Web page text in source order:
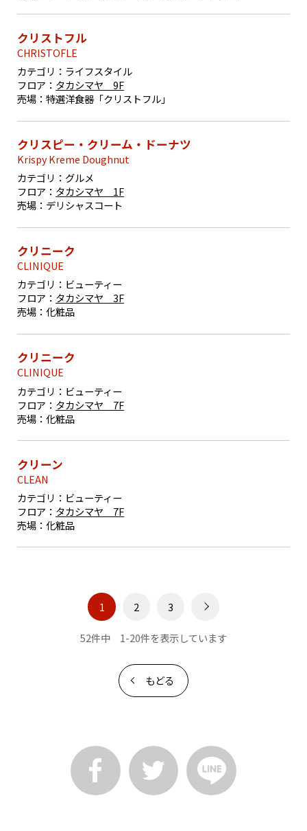
クリストフル
CHRISTOFLE
カテゴリ： ライフスタイル
フロア： タカシマヤ 9F
売場：特選洋食器「クリストフル」
クリスピー・クリーム・ドーナツ
Krispy Kreme Doughnut
カテゴリ： グルメ
フロア： タカシマヤ 1F
売場： デリシャスコート
クリニーク
CLINIQUE
カテゴリ： ビューティー
フロア： タカシマヤ 3F
売場：化粧品
クリニーク
CLINIQUE
カテゴリ： ビューティー
フロア： タカシマヤ 7F
売場：化粧品
クリーン
CLEAN
カテゴリ： ビューティー
フロア： タカシマヤ 7F
売場：化粧品
1 2 3
52件中 1-20件を表示しています
もどる